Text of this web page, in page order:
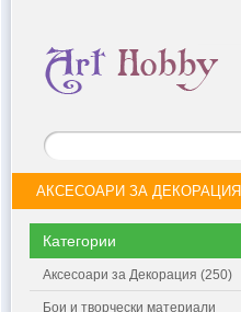
АКСЕСОАРИ ЗА ДЕКОРАЦИЯ
Категории
Аксесоари за Декорация (250)
Бои и творчески материали